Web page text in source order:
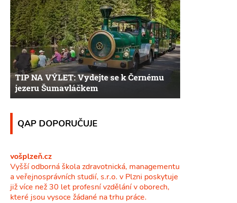
TIP NA VÝLET: Vydejte se k Černému
jezeru Šumavláčkem
QAP DOPORUČUJE
vošplzeň.cz
Vyšší odborná škola zdravotnická, managementu
a veřejnosprávních studií, s.r.o. v Plzni poskytuje
již více než 30 let profesní vzdělání v oborech,
které jsou vysoce žádané na trhu práce.